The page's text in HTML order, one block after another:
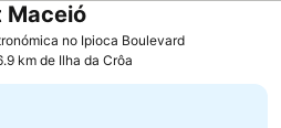
no Ipioca BoulevardVer preços
Maceió
km de Ilha da Crôa